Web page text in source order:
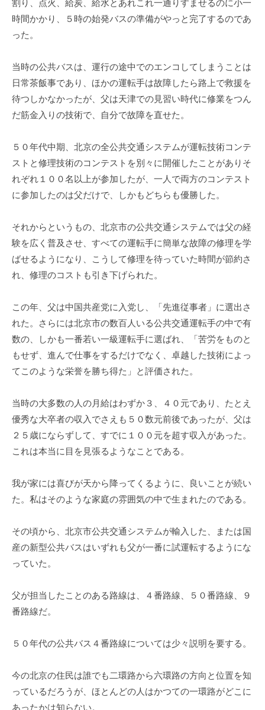
割り、点火、給炭、給水とあれこれ一通りすませるのに小一
時間かかり、５時の始発バスの準備がやっと完了するのであ
った。
当時の公共バスは、運行の途中でのエンコしてしまうことは
日常茶飯事であり、ほかの運転手は故障したら路上で救援を
待つしかなかったが、父は天津での見習い時代に修業をつん
だ筋金入りの技術で、自分で故障を直せた。
５０年代中期、北京の全公共交通システムが運転技術コンテ
ストと修理技術のコンテストを別々に開催したことがありそ
れぞれ１００名以上が参加したが、一人で両方のコンテスト
に参加したのは父だけで、しかもどちらも優勝した。
それからというもの、北京市の公共交通システムでは父の経
験を広く普及させ、すべての運転手に簡単な故障の修理を学
ばせるようになり、こうして修理を待っていた時間が節約さ
れ、修理のコストも引き下げられた。
この年、父は中国共産党に入党し、「先進従事者」に選出さ
れた。さらには北京市の数百人いる公共交通運転手の中で有
数の、しかも一番若い一級運転手に選ばれ、「苦労をものと
もせず、進んで仕事をするだけでなく、卓越した技術によっ
てこのような栄誉を勝ち得た」と評価された。
当時の大多数の人の月給はわずか３、４０元であり、たとえ
優秀な大卒者の収入でさえも５０数元前後であったが、父は
２５歳にならずして、すでに１００元を超す収入があった。
これは本当に目を見張るようなことである。
我が家には喜びが天から降ってくるように、良いことが続い
た。私はそのような家庭の雰囲気の中で生まれたのである。
その頃から、北京市公共交通システムが輸入した、または国
産の新型公共バスはいずれも父が一番に試運転するようにな
っていた。
父が担当したことのある路線は、４番路線、５０番路線、９
番路線だ。
５０年代の公共バス４番路線については少々説明を要する。
今の北京の住民は誰でも二環路から六環路の方向と位置を知
っているだろうが、ほとんどの人はかつての一環路がどこに
あったかは知らない。